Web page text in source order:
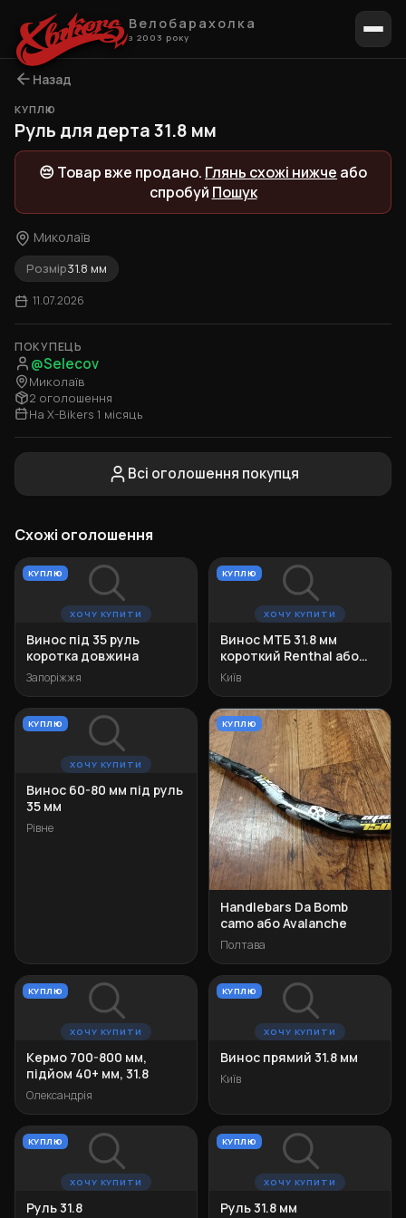
Велобарахолка
з 2003 року
Назад
КУПЛЮ
Руль для дерта 31.8 мм
😔 Товар вже продано. Глянь схожі нижче або
спробуй Пошук
Миколаїв
Розмір31.8 мм
11.07.2026
ПОКУПЕЦЬ
@Selecov
Миколаїв
2 оголошення
На X-Bikers 1 місяць
Всі оголошення покупця
Схожі оголошення
ХОЧУ КУПИТИ
КУПЛЮ
Винос під 35 руль
коротка довжина
Запоріжжя
ХОЧУ КУПИТИ
КУПЛЮ
Винос МТБ 31.8 мм
короткий Renthal або
Truvativ
Київ
ХОЧУ КУПИТИ
КУПЛЮ
Винос 60-80 мм під руль
35 мм
Рівне
КУПЛЮ
Handlebars Da Bomb
camo або Avalanche
Полтава
ХОЧУ КУПИТИ
КУПЛЮ
Кермо 700-800 мм,
підйом 40+ мм, 31.8
Олександрія
ХОЧУ КУПИТИ
КУПЛЮ
Винос прямий 31.8 мм
Київ
ХОЧУ КУПИТИ
КУПЛЮ
Руль 31.8
ХОЧУ КУПИТИ
КУПЛЮ
Руль 31.8 мм